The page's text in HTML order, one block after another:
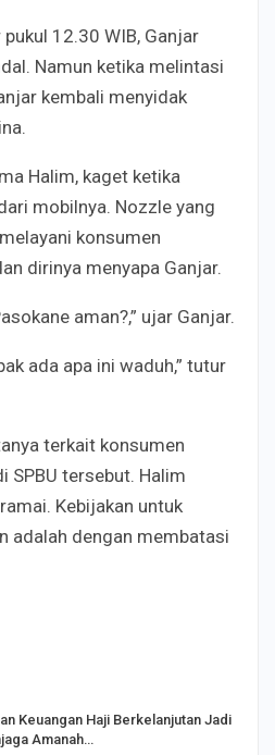
12.30 WIB, Ganjar
Namun ketika melintasi
kembali menyidak
Halim, kaget ketika
mobilnya. Nozzle yang
konsumen
dirinya menyapa Ganjar.
aman?,” ujar Ganjar.
ada apa ini waduh,” tutur
terkait konsumen
SPBU tersebut. Halim
Kebijakan untuk
adalah dengan membatasi
Keuangan Haji Berkelanjutan Jadi
Amanah…